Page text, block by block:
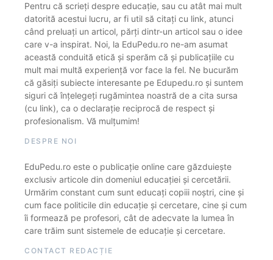
Pentru că scrieți despre educație, sau cu atât mai mult
datorită acestui lucru, ar fi util să citați cu link, atunci
când preluați un articol, părți dintr-un articol sau o idee
care v-a inspirat. Noi, la EduPedu.ro ne-am asumat
această conduită etică și sperăm că și publicațiile cu
mult mai multă experiență vor face la fel. Ne bucurăm
că găsiți subiecte interesante pe Edupedu.ro și suntem
siguri că înțelegeți rugămintea noastră de a cita sursa
(cu link), ca o declarație reciprocă de respect și
profesionalism. Vă mulțumim!
DESPRE NOI
EduPedu.ro este o publicație online care găzduiește
exclusiv articole din domeniul educației și cercetării.
Urmărim constant cum sunt educați copiii noștri, cine și
cum face politicile din educație și cercetare, cine și cum
îi formează pe profesori, cât de adecvate la lumea în
care trăim sunt sistemele de educație și cercetare.
CONTACT REDACȚIE